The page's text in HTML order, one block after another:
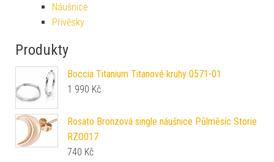
Náušnice
Přívěsky
Produkty
Boccia Titanium Titanové kruhy 0571-01
1 990 Kč
Rosato Bronzová single náušnice Půlměsíc Storie
RZO017
740 Kč